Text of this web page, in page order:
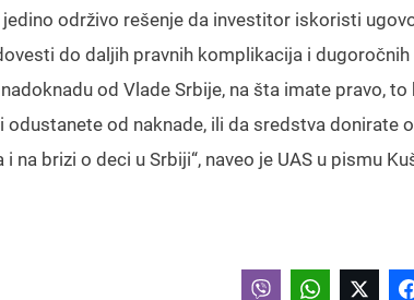
jedino održivo rešenje da investitor iskoristi
do daljih pravnih komplikacija i
od Vlade Srbije, na šta imate pravo,
od naknade, ili da sredstva donirate
na brizi o deci u Srbiji“, naveo je UAS u pismu